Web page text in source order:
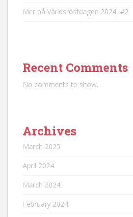
Mer på Världsröstdagen 2024, #2
Recent Comments
No comments to show.
Archives
March 2025
April 2024
March 2024
February 2024